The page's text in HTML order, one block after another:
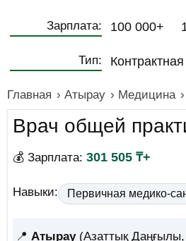
Зарплата: 100 000+
Тип:
Главная › Атырау › Медицина ›
Врач общей
💰 Зарплата: 301 505 ₸+
Навыки: Первичная медико-
📍 Атырау(Азаттық